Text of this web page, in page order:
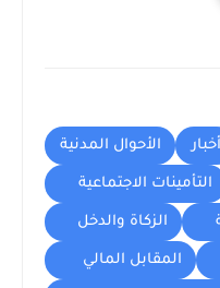
أخبار الأحوال المدنية
التأمينات الاجتماعية
الزكاة والدخل
المقابل المالي